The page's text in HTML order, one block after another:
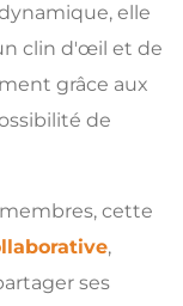
elle
clin d'œil et de
grâce aux
de
cette
,
ses